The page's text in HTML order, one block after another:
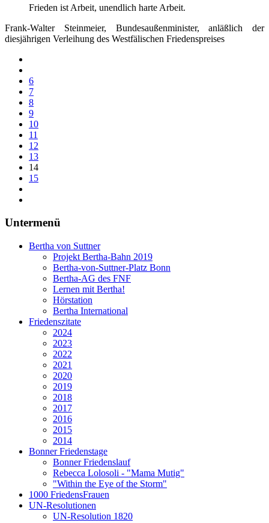
Frieden ist Arbeit, unendlich harte Arbeit.
Frank-Walter Steinmeier, Bundesaußenminister, anläßlich der
diesjährigen Verleihung des Westfälischen Friedenspreises
6
7
8
9
10
11
12
13
14
15
Untermenü
Bertha von Suttner
Projekt Bertha-Bahn 2019
Bertha-von-Suttner-Platz Bonn
Bertha-AG des FNF
Lernen mit Bertha!
Hörstation
Bertha International
Friedenszitate
2024
2023
2022
2021
2020
2019
2018
2017
2016
2015
2014
Bonner Friedenstage
Bonner Friedenslauf
Rebecca Lolosoli - "Mama Mutig"
"Within the Eye of the Storm"
1000 FriedensFrauen
UN-Resolutionen
UN-Resolution 1820